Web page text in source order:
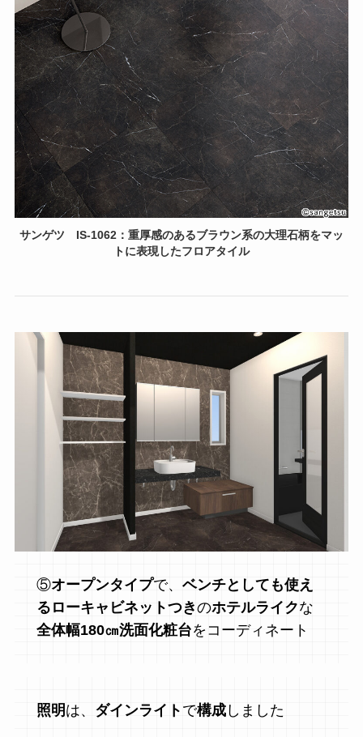
サンゲツ IS-1062：重厚感のあるブラウン系の大理石柄をマッ
トに表現したフロアタイル
⑤オープンタイプで、 ベンチとしても使え
るローキャビネットつきのホテルライクな
全体幅180㎝洗面化粧台をコーディネート
照明 は、 ダインライト で構成しました